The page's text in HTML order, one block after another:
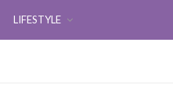
LIFESTYLE